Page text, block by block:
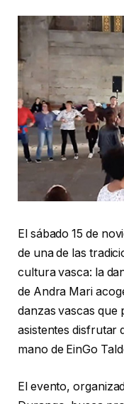
El sábado 15 de
de una de las
cultura vasca: la
de Andra Mari
danzas vascas que
asistentes disfrutar
mano de EinGo
El evento,